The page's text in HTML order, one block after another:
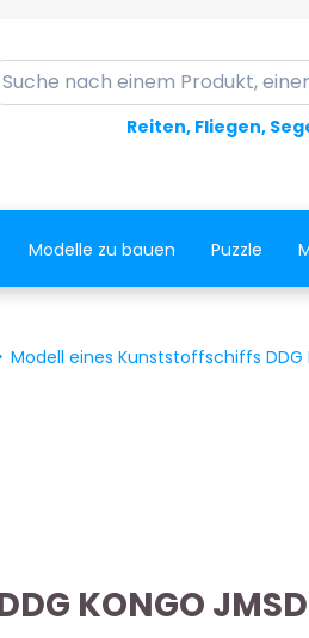
nach einem Produkt, einem
Reiten, Fliegen,
Modelle zu bauen Puzzle
Modell eines Kunststoffschiffs DDG
KONGO